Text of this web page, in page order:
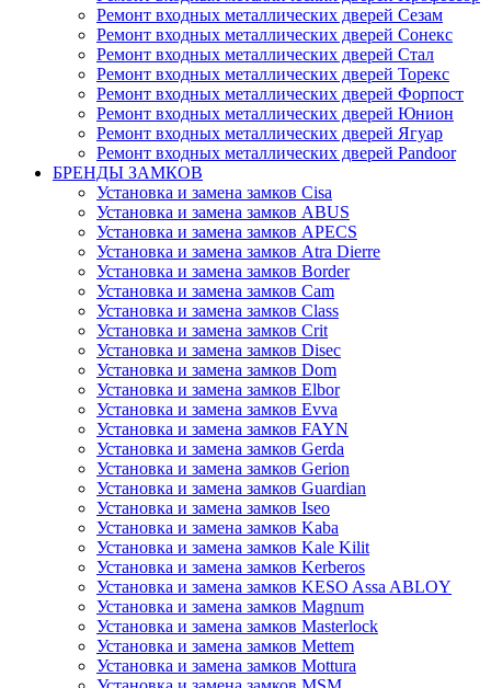
Ремонт входных металлических дверей Сезам
Ремонт входных металлических дверей Сонекс
Ремонт входных металлических дверей Стал
Ремонт входных металлических дверей Торекс
Ремонт входных металлических дверей Форпост
Ремонт входных металлических дверей Юнион
Ремонт входных металлических дверей Ягуар
Ремонт входных металлических дверей Pandoor
БРЕНДЫ ЗАМКОВ
Установка и замена замков Cisa
Установка и замена замков ABUS
Установка и замена замков APECS
Установка и замена замков Atra Dierre
Установка и замена замков Border
Установка и замена замков Cam
Установка и замена замков Class
Установка и замена замков Crit
Установка и замена замков Disec
Установка и замена замков Dom
Установка и замена замков Elbor
Установка и замена замков Evva
Установка и замена замков FAYN
Установка и замена замков Gerda
Установка и замена замков Gerion
Установка и замена замков Guardian
Установка и замена замков Iseo
Установка и замена замков Kaba
Установка и замена замков Kale Kilit
Установка и замена замков Kerberos
Установка и замена замков KESO Assa ABLOY
Установка и замена замков Magnum
Установка и замена замков Masterlock
Установка и замена замков Mettem
Установка и замена замков Mottura